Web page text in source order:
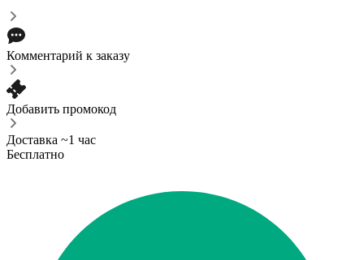
Комментарий к заказу
Добавить промокод
Доставка ~1 час
Бесплатно